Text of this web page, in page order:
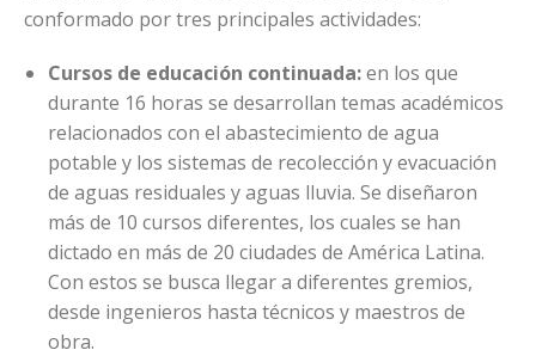
conformado por tres principales actividades:
Cursos de educación continuada:en los que
durante 16 horas se desarrollan temas académicos
relacionados con el abastecimiento de agua
potable y los sistemas de recolección y evacuación
de aguas residuales y aguas lluvia. Se diseñaron
más de 10 cursos diferentes, los cuales se han
dictado en más de 20 ciudades de América Latina.
Con estos se busca llegar a diferentes gremios,
desde ingenieros hasta técnicos y maestros de
obra.